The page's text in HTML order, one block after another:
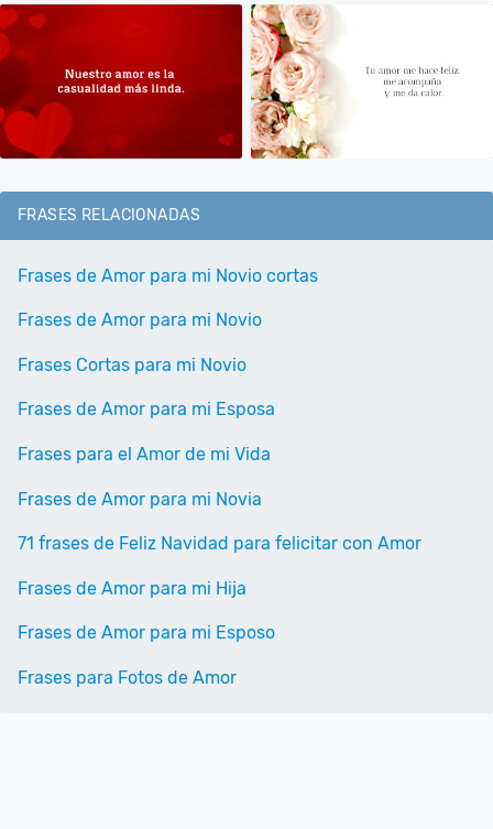
FRASES RELACIONADAS
Frases de Amor para mi Novio cortas
Frases de Amor para mi Novio
Frases Cortas para mi Novio
Frases de Amor para mi Esposa
Frases para el Amor de mi Vida
Frases de Amor para mi Novia
71 frases de Feliz Navidad para felicitar con Amor
Frases de Amor para mi Hija
Frases de Amor para mi Esposo
Frases para Fotos de Amor